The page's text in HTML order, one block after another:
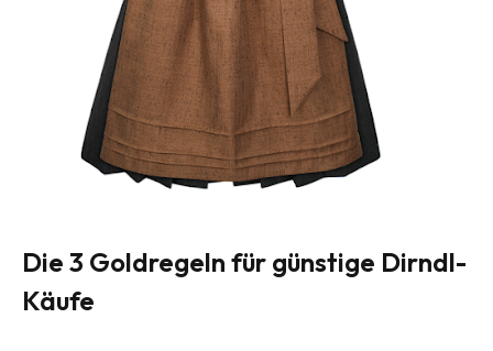
Die 3 Goldregeln für günstige Dirndl-
Käufe